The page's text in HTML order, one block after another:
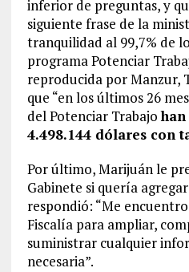
inferior de preguntas, y
siguiente frase de la
tranquilidad al 99,7% de
programa Potenciar
reproducida por Manzur,
que “en los últimos 26
del Potenciar Trabajo
4.498.144 dólares con
Por último, Marijuán le
Gabinete si quería
respondió: “Me
Fiscalía para ampliar,
suministrar cualquier
necesaria”.